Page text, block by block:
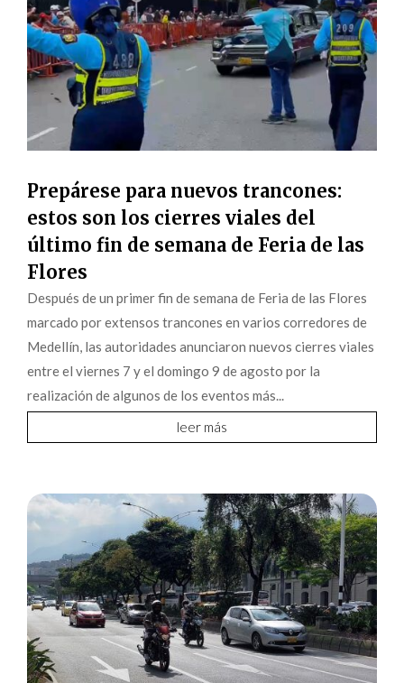
Prepárese para nuevos trancones:
estos son los cierres viales del
último fin de semana de Feria de las
Flores
Después de un primer fin de semana de Feria de las Flores
marcado por extensos trancones en varios corredores de
Medellín, las autoridades anunciaron nuevos cierres viales
entre el viernes 7 y el domingo 9 de agosto por la
realización de algunos de los eventos más...
leer más